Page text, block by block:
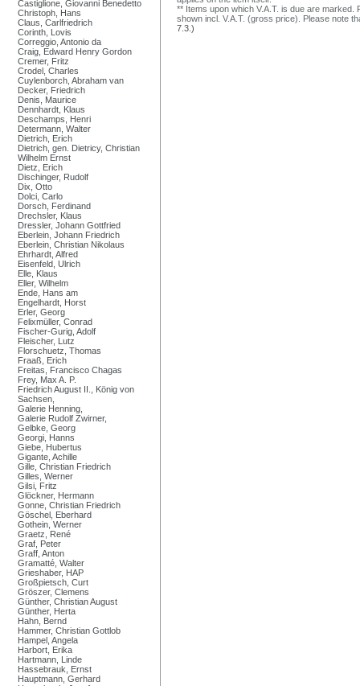
Castiglione, Giovanni Benedetto
Christoph, Hans
Claus, Carlfriedrich
Corinth, Lovis
Correggio, Antonio da
Craig, Edward Henry Gordon
Cremer, Fritz
Crodel, Charles
Cuylenborch, Abraham van
Decker, Friedrich
Denis, Maurice
Dennhardt, Klaus
Deschamps, Henri
Determann, Walter
Dietrich, Erich
Dietrich, gen. Dietricy, Christian
Wilhelm Ernst
Dietz, Erich
Dischinger, Rudolf
Dix, Otto
Dolci, Carlo
Dorsch, Ferdinand
Drechsler, Klaus
Dressler, Johann Gottfried
Eberlein, Johann Friedrich
Eberlein, Christian Nikolaus
Ehrhardt, Alfred
Eisenfeld, Ulrich
Elle, Klaus
Eller, Wilhelm
Ende, Hans am
Engelhardt, Horst
Erler, Georg
Felixmüller, Conrad
Fischer-Gurig, Adolf
Fleischer, Lutz
Florschuetz, Thomas
Fraaß, Erich
Freitas, Francisco Chagas
Frey, Max A. P.
Friedrich August II., König von
Sachsen,
Galerie Henning,
Galerie Rudolf Zwirner,
Gelbke, Georg
Georgi, Hanns
Giebe, Hubertus
Gigante, Achille
Gille, Christian Friedrich
Gilles, Werner
Gilsi, Fritz
Glöckner, Hermann
Gonne, Christian Friedrich
Göschel, Eberhard
Gothein, Werner
Graetz, René
Graf, Peter
Graff, Anton
Gramatté, Walter
Grieshaber, HAP
Großpietsch, Curt
Gröszer, Clemens
Günther, Christian August
Günther, Herta
Hahn, Bernd
Hammer, Christian Gottlob
Hampel, Angela
Harbort, Erika
Hartmann, Linde
Hassebrauk, Ernst
Hauptmann, Gerhard
** Items upon which V.A.T. is due are
shown incl. V.A.T. (gross price). Please note
7.3.)